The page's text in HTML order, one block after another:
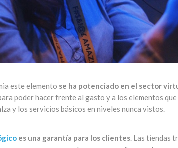
este elemento se ha potenciado en el sector
poder hacer frente al gasto y a los elementos
y los servicios básicos en niveles nunca vistos.
es una garantía para los clientes. Las tiendas